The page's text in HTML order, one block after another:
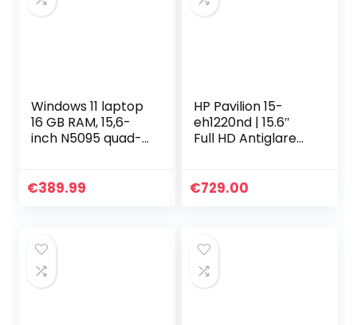
Windows 11 laptop
16 GB RAM, 15,6-
inch N5095 quad-
TF-
€389.99
HP Pavilion 15-
eh1220nd | 15.6″
Full HD Antiglare
512GB SSD |
€729.00